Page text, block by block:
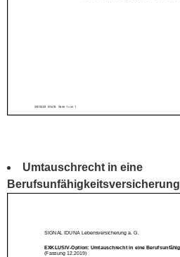
Umtauschrecht in eine
Berufsunfähigkeitsversicherung